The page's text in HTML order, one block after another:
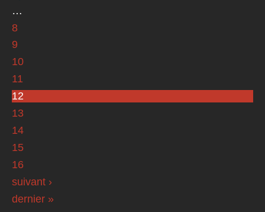
…
8
9
10
11
12
13
14
15
16
suivant ›
dernier »